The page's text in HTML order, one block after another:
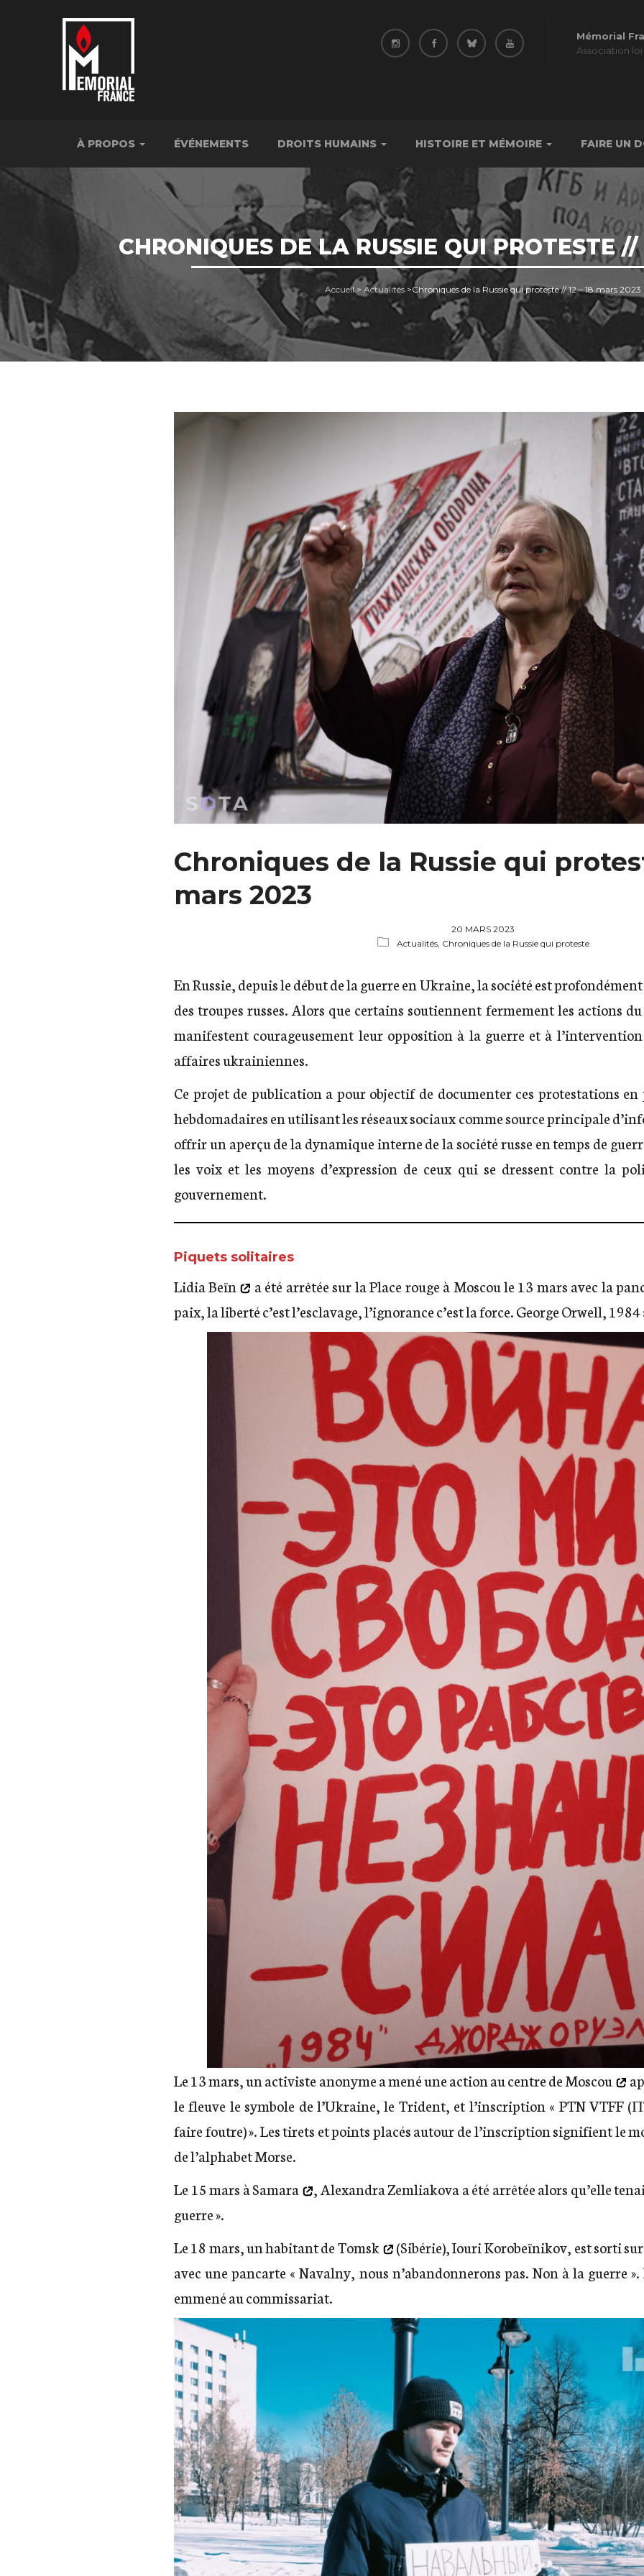
Mémorial
Association loi
À PROPOS ÉVÉNEMENTS DROITS HUMAINS HISTOIRE ET MÉMOIRE FAIRE UN
CHRONIQUES DE LA RUSSIE QUI PROTESTE
Accueil> Actualités >Chroniques de la Russie qui proteste // 12 – 18 mars 2023
Chroniques de la Russie qui
mars 2023
20 MARS 2023
Actualités, Chroniques de la Russie qui proteste
En Russie, depuis le début de la guerre en Ukraine, la société est
des troupes russes. Alors que certains soutiennent fermement les actions
manifestent courageusement leur opposition à la guerre et à
affaires ukrainiennes.
Ce projet de publication a pour objectif de documenter ces protestations
hebdomadaires en utilisant les réseaux sociaux comme source principale
offrir un aperçu de la dynamique interne de la société russe en temps de
les voix et les moyens d’expression de ceux qui se dressent contre la
gouvernement.
Piquets solitaires
Lidia Beïn
a été arrêtée sur la Place rouge à Moscou le 13 mars avec la
paix, la liberté c’est l’esclavage, l’ignorance c’est la force. George Orwell, 1984
Le 13 mars, un activiste anonyme a mené une actionau centre de Moscou
le fleuve le symbole de l’Ukraine, le Trident, et l’inscription « PTN
faire foutre) ». Les tirets et points placés autour de l’inscription signifient le
de l’alphabet Morse.
Le 15 mars à Samara
, Alexandra Zemliakova a été arrêtée alors qu’elle
guerre ».
Le 18 mars, un habitant deTomsk
(Sibérie), Iouri Korobeïnikov, est sorti
avec une pancarte « Navalny, nous n’abandonnerons pas. Non à la guerre
emmené au commissariat.